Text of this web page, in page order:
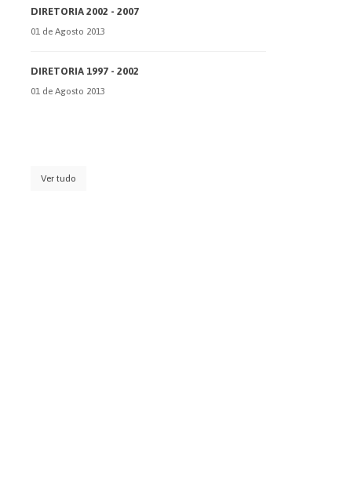
DIRETORIA 2002 - 2007
01 de Agosto 2013
DIRETORIA 1997 - 2002
01 de Agosto 2013
Ver tudo